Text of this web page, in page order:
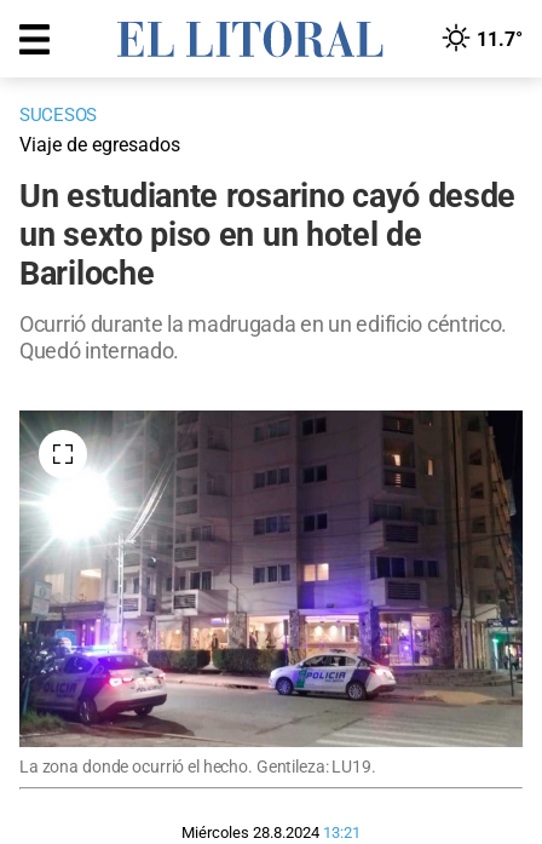
11.7°
SUCESOS
Viaje de egresados
Un estudiante rosarino cayó desde
un sexto piso en un hotel de
Bariloche
Ocurrió durante la madrugada en un edificio céntrico.
Quedó internado.
La zona donde ocurrió el hecho. Gentileza: LU19.
Miércoles 28.8.2024 13:21